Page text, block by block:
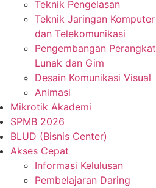
Teknik Pengelasan
Teknik Jaringan Komputer
dan Telekomunikasi
Pengembangan Perangkat
Lunak dan Gim
Desain Komunikasi Visual
Animasi
Mikrotik Akademi
SPMB 2026
BLUD (Bisnis Center)
Akses Cepat
Informasi Kelulusan
Pembelajaran Daring